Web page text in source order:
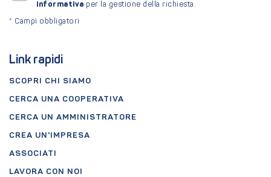
Link rapidi
SCOPRI CHI SIAMO
CERCA UNA COOPERATIVA
CERCA UN AMMINISTRATORE
CREA UN'IMPRESA
ASSOCIATI
LAVORA CON NOI
informativa per la gestione della richiesta.
* Campi obbligatori